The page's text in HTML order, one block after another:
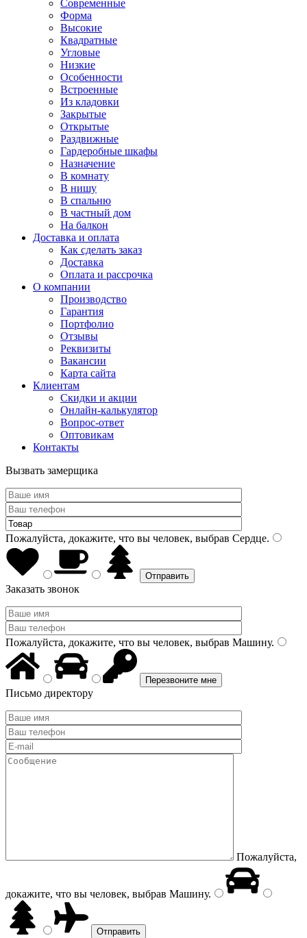
Современные
Форма
Высокие
Квадратные
Угловые
Низкие
Особенности
Встроенные
Из кладовки
Закрытые
Открытые
Раздвижные
Гардеробные шкафы
Назначение
В комнату
В нишу
В спальню
В частный дом
На балкон
Доставка и оплата
Как сделать заказ
Доставка
Оплата и рассрочка
О компании
Производство
Гарантия
Портфолио
Отзывы
Реквизиты
Вакансии
Карта сайта
Клиентам
Скидки и акции
Онлайн-калькулятор
Вопрос-ответ
Оптовикам
Контакты
Вызвать замерщика
Пожалуйста, докажите, что вы человек, выбрав Сердце.
Заказать звонок
Пожалуйста, докажите, что вы человек, выбрав Машину.
Письмо директору
Пожалуйста,
докажите, что вы человек, выбрав Машину.